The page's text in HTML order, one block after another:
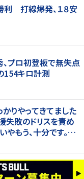
利 打線爆発、１８安
、プロ初登板で無失点
キロ計測
かりやってきてました
失敗のドリスを責め
もう、十分です。あ
か」